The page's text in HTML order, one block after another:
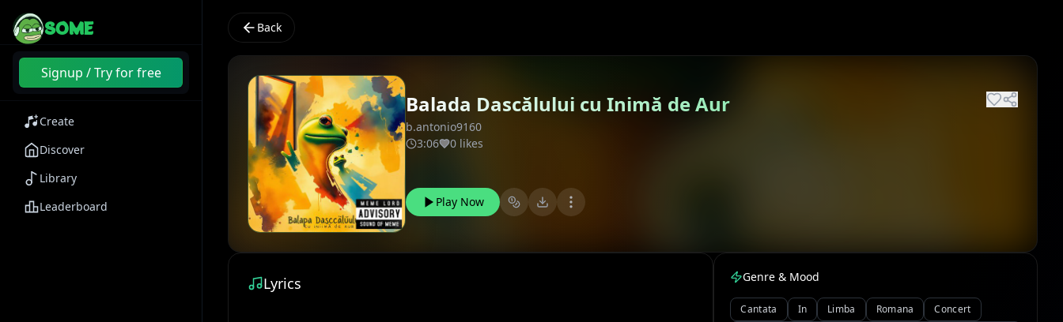
SOME
Signup / Try for free
Create
Discover
Library
Leaderboard
Back
Balada Dascălului cu Inimă de Aur
b.antonio9160
3:06
0 likes
Play Now
Lyrics Genre & Mood
Cantata In Limba Romana
Concert